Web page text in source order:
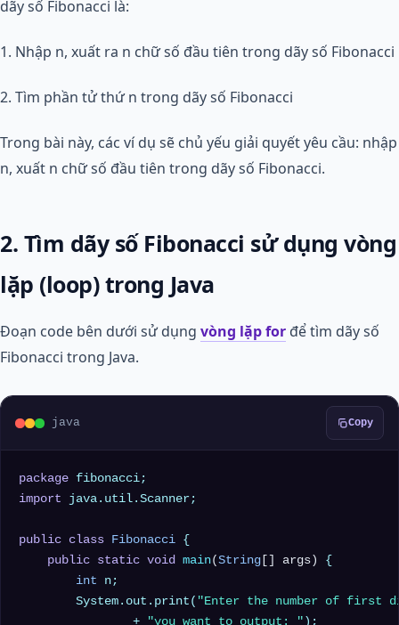
dãy số Fibonacci là:
1. Nhập n, xuất ra n chữ số đầu tiên trong dãy số Fibonacci
2. Tìm phần tử thứ n trong dãy số Fibonacci
Trong bài này, các ví dụ sẽ chủ yếu giải quyết yêu cầu: nhập
n, xuất n chữ số đầu tiên trong dãy số Fibonacci.
2. Tìm dãy số Fibonacci sử dụng vòng
lặp (loop) trong Java
Đoạn code bên dưới sử dụng vòng lặp for để tìm dãy số
Fibonacci trong Java.
java Copy
package
import java.util.Scanner;
public class Fibonacci {
public static void main( String [] args)
{
int n;
        System.out.print(
"Enter the number of first
                +
"you want to output: " );